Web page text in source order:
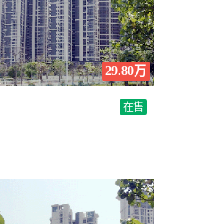
29.80万
在售